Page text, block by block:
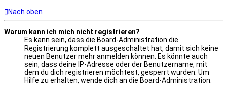
Nach oben
Warum kann ich mich nicht registrieren?
Es kann sein, dass die Board-Administration die
Registrierung komplett ausgeschaltet hat, damit sich keine
neuen Benutzer mehr anmelden können. Es könnte auch
sein, dass deine IP-Adresse oder der Benutzername, mit
dem du dich registrieren möchtest, gesperrt wurden. Um
Hilfe zu erhalten, wende dich an die Board-Administration.